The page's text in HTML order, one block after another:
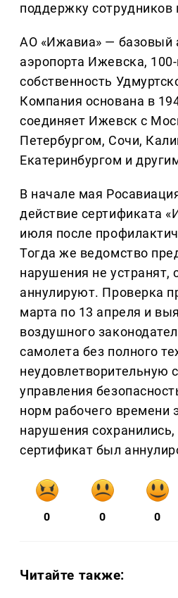
поддержку сотрудников
АО «Ижавиа» — базовый
аэропорта Ижевска,
собственность
Компания основана в
соединяет Ижевск с
Петербургом, Сочи,
Екатеринбургом и
В начале мая
действие сертификата
июля после
Тогда же ведомство
нарушения не устранят,
аннулируют. Проверка
марта по 13 апреля и
воздушного
самолета без полного
неудовлетворительную
управления
норм рабочего времени
нарушения
сертификат был
0 0 0
Читайте также: